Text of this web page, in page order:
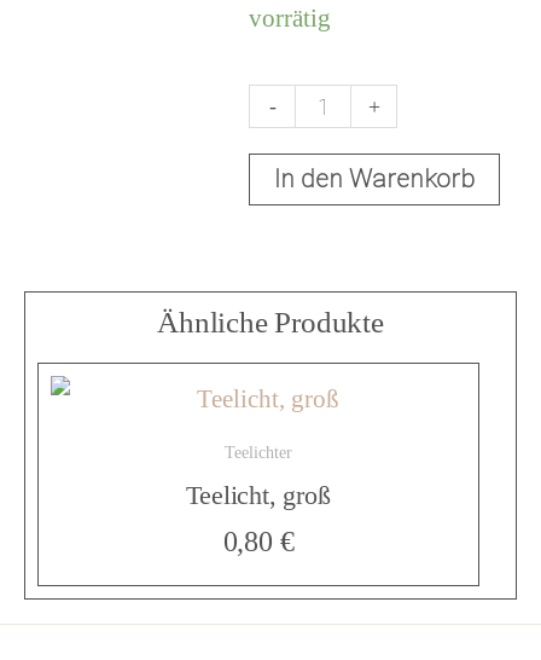
vorrätig
-
e
e
i
c
h
t
+
In den Warenkorb
Ähnliche Produkte
Teelichter
Teelicht, groß
0,80 €